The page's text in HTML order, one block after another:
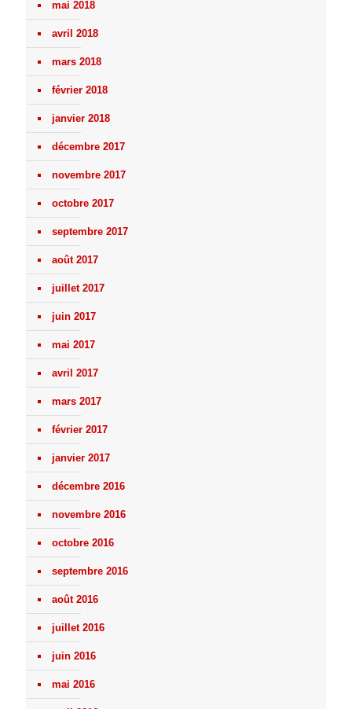
mai 2018
avril 2018
mars 2018
février 2018
janvier 2018
décembre 2017
novembre 2017
octobre 2017
septembre 2017
août 2017
juillet 2017
juin 2017
mai 2017
avril 2017
mars 2017
février 2017
janvier 2017
décembre 2016
novembre 2016
octobre 2016
septembre 2016
août 2016
juillet 2016
juin 2016
mai 2016